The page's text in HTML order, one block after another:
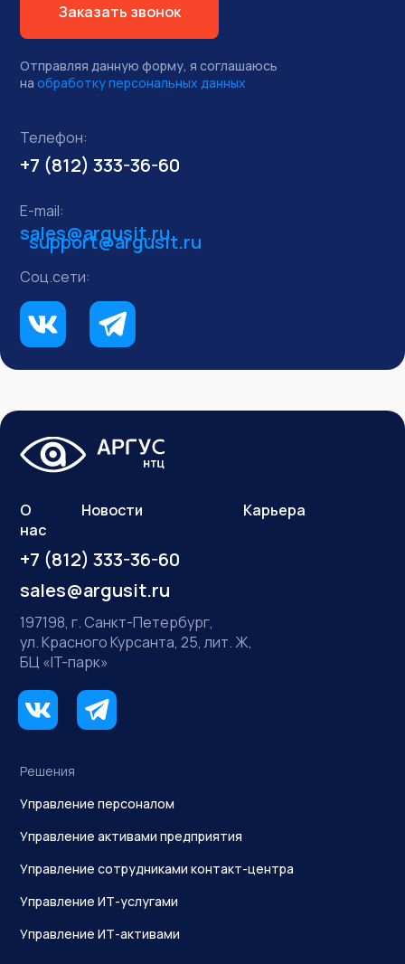
Заказать звонок
+7 (812) 333-36-60
Телефон:
E-mail:
Соц.сети:
support@argusit.ru
sales@argusit.ru
Отправляя данную форму, я соглашаюсь
на обработку персональных данных
Решения
Управление персоналом
О
нас
+7 (812) 333-36-60
sales@argusit.ru
Новости Карьера
197198, г. Санкт-Петербург,
ул. Красного Курсанта, 25, лит. Ж,
БЦ «IT-парк»
Управление ИТ-услугами
Управление ИТ-активами
Управление активами предприятия
Управление сотрудниками контакт-центра